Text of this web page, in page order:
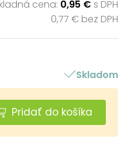
cena: 0,95 € s DPH
0,77 € bez DPH
Skladom
Pridať do košíka